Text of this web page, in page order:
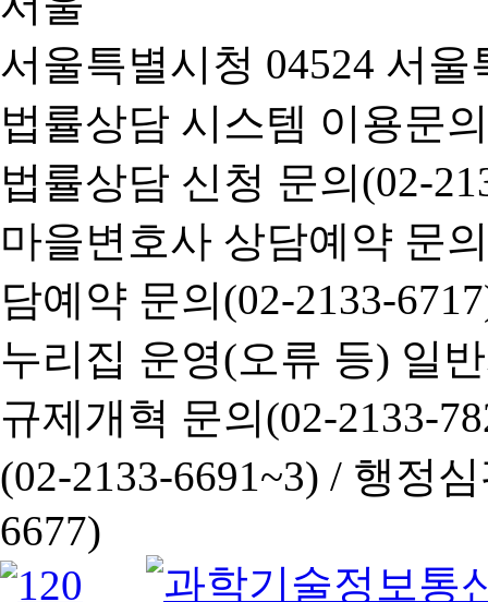
서울특별시청 04524 서
법률상담 시스템 이용문
법률상담 신청 문의(02-
마을변호사 상담예약 문
담예약 문의(02-2133-
누리집 운영(오류 등) 일
규제개혁 문의(02-2133-
(02-2133-6691~3) / 행정심
6677)